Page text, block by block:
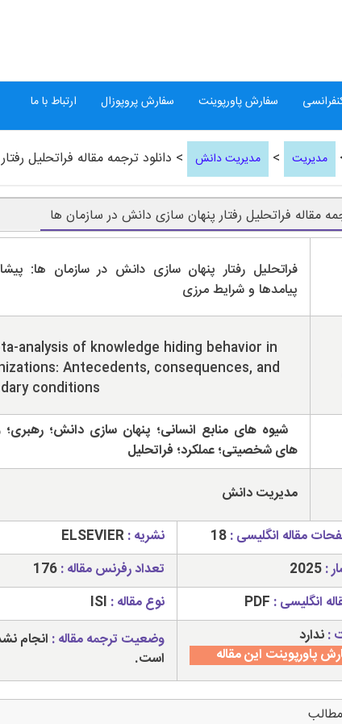
سفارش پاورپوینت سفارش پروپوزال ارتباط با ما
مدیریت > مدیریت دانش > دانلود ترجمه مقاله فراتحلیل
مقاله فراتحلیل رفتار پنهان سازی دانش در سازمان ها
فراتحلیل رفتار پنهان سازی دانش در سازمان ها:
پیامدها و شرایط مرزی
analysis of knowledge hiding behavior in
Antecedents, consequences, and
conditions
شیوه های منابع انسانی؛ پنهان سازی دانش؛ رهبری؛
های شخصیتی؛ عملکرد؛ فراتحلیل
مدیریت دانش
مقاله انگلیسی :18 نشریه :ELSEVIER
:
2025 تعداد رفرنس مقاله :176
انگلیسی : PDF نوع مقاله : ISI
:ندارد
پاورپوینت این مقاله
وضعیت ترجمه مقاله : انجام
است.